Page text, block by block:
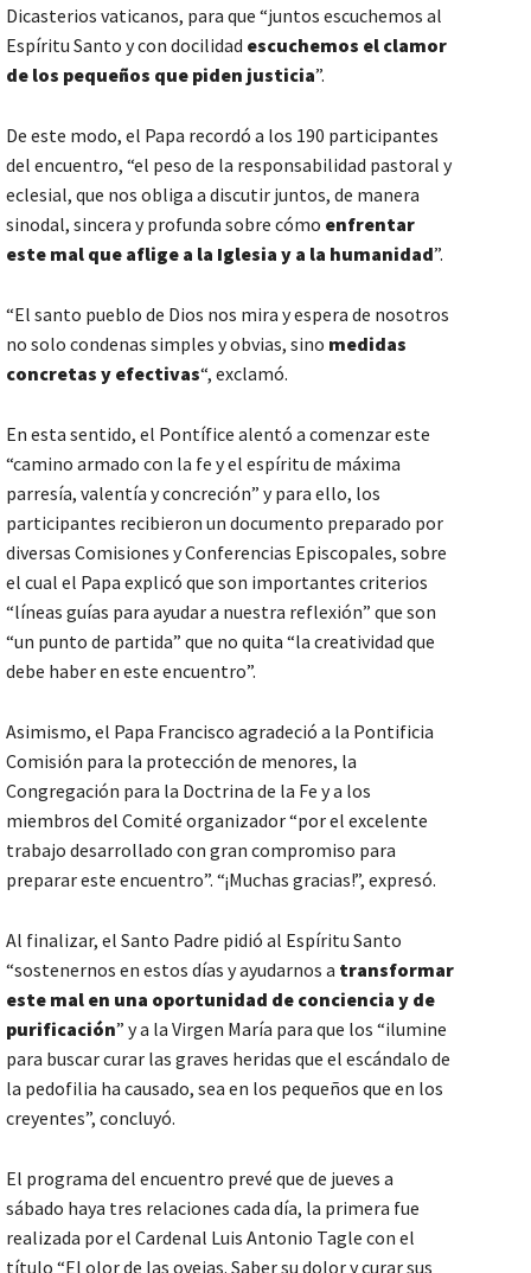
Dicasterios vaticanos, para que “juntos escuchemos al
Espíritu Santo y con docilidad escuchemos el clamor
de los pequeños que piden justicia”.
De este modo, el Papa recordó a los 190 participantes
del encuentro, “el peso de la responsabilidad pastoral y
eclesial, que nos obliga a discutir juntos, de manera
sinodal, sincera y profunda sobre cómo enfrentar
este mal que aflige a la Iglesia y a la humanidad”.
“El santo pueblo de Dios nos mira y espera de nosotros
no solo condenas simples y obvias, sino medidas
concretas y efectivas“, exclamó.
En esta sentido, el Pontífice alentó a comenzar este
“camino armado con la fe y el espíritu de máxima
parresía, valentía y concreción” y para ello, los
participantes recibieron un documento preparado por
diversas Comisiones y Conferencias Episcopales, sobre
el cual el Papa explicó que son importantes criterios
“líneas guías para ayudar a nuestra reflexión” que son
“un punto de partida” que no quita “la creatividad que
debe haber en este encuentro”.
Asimismo, el Papa Francisco agradeció a la Pontificia
Comisión para la protección de menores, la
Congregación para la Doctrina de la Fe y a los
miembros del Comité organizador “por el excelente
trabajo desarrollado con gran compromiso para
preparar este encuentro”. “¡Muchas gracias!”, expresó.
Al finalizar, el Santo Padre pidió al Espíritu Santo
“sostenernos en estos días y ayudarnos a transformar
este mal en una oportunidad de conciencia y de
purificación” y a la Virgen María para que los “ilumine
para buscar curar las graves heridas que el escándalo de
la pedofilia ha causado, sea en los pequeños que en los
creyentes”, concluyó.
El programa del encuentro prevé que de jueves a
sábado haya tres relaciones cada día, la primera fue
realizada por el Cardenal Luis Antonio Tagle con el
título “El olor de las ovejas. Saber su dolor y curar sus